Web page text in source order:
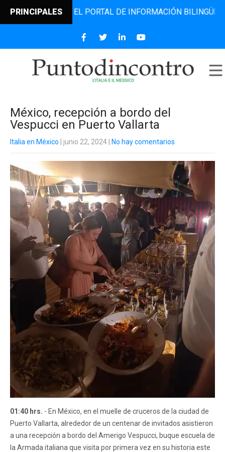
PRINCIPALESEL PORTAL DE INFORMACIÓN BILINGÜE QUE
México, recepción a bordo del
Vespucci en Puerto Vallarta
Italia en México | junio 22, 2024 No hay comentarios
01:40 hrs. - En México, en el muelle de cruceros de la ciudad de
Puerto Vallarta, alrededor de un centenar de invitados asistieron
a una recepción a bordo del Amerigo Vespucci, buque escuela de
la Armada italiana que visita por primera vez en su historia este